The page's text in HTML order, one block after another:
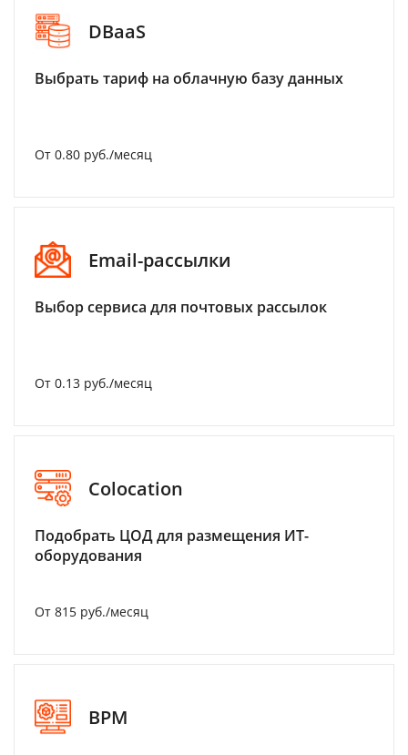
DBaaS
Выбрать тариф на облачную базу данных
От 0.80 руб./месяц
Email-рассылки
Выбор сервиса для почтовых рассылок
От 0.13 руб./месяц
Colocation
Подобрать ЦОД для размещения ИТ-
оборудования
От 815 руб./месяц
BPM